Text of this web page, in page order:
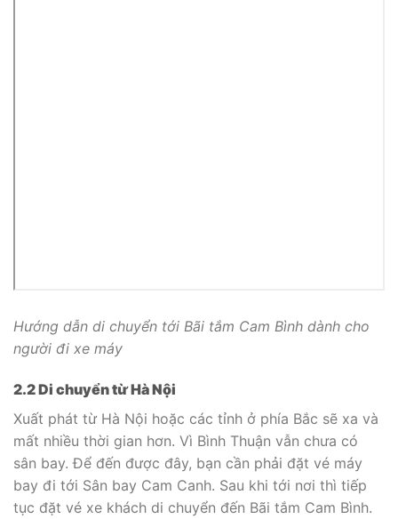
Hướng dẫn di chuyển tới Bãi tắm Cam Bình dành cho
người đi xe máy
2.2 Di chuyển từ Hà Nội
Xuất phát từ Hà Nội hoặc các tỉnh ở phía Bắc sẽ xa và
mất nhiều thời gian hơn. Vì Bình Thuận vẫn chưa có
sân bay. Để đến được đây, bạn cần phải đặt vé máy
bay đi tới Sân bay Cam Canh. Sau khi tới nơi thì tiếp
tục đặt vé xe khách di chuyển đến Bãi tắm Cam Bình.